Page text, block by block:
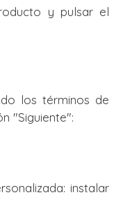
y pulsar el
los términos de
"Siguiente":
instalar